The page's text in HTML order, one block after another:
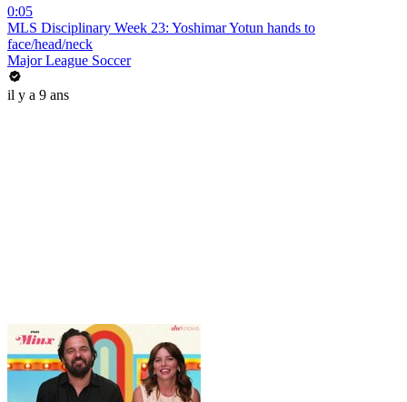
0:05
MLS Disciplinary Week 23: Yoshimar Yotun hands to
face/head/neck
Major League Soccer
il y a 9 ans